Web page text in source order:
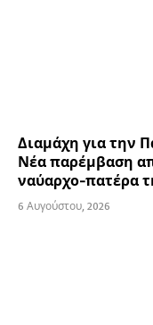
Διαμάχη για την
Νέα παρέμβαση
ναύαρχο-πατέρα
6 Αυγούστου, 2026